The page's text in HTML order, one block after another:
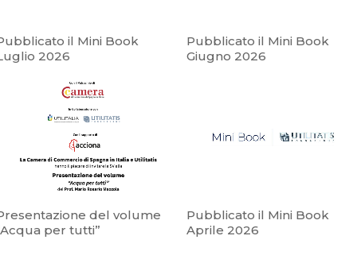
il Mini Book
2026
Pubblicato il Mini Book
Giugno 2026
del volume
per tutti”
Pubblicato il Mini Book
Aprile 2026